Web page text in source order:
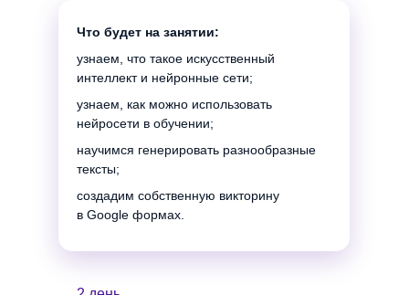
Что будет на занятии:
узнаем, что такое искусственный
интеллект и нейронные сети;
научимся генерировать разнообразные
тексты;
узнаем, как можно использовать
нейросети в обучении;
создадим собственную викторину
в Google формах.